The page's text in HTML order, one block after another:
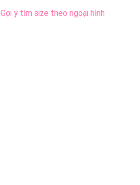
Gợi ý tìm size theo ngoại hình